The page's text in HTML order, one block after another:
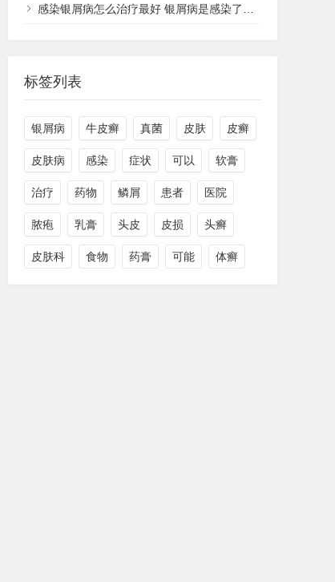
感染银屑病怎么治疗最好 银屑病是感染了什么病菌
标签列表
银屑病 牛皮癣 真菌 皮肤 皮癣
皮肤病 感染 症状 可以 软膏
治疗 药物 鳞屑 患者 医院
脓疱 乳膏 头皮 皮损 头癣
皮肤科 食物 药膏 可能 体癣